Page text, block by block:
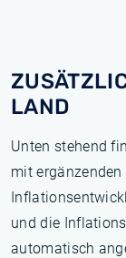
LAND
Unten stehend
mit
und die
automatisch